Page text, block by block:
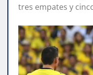
tres empates y